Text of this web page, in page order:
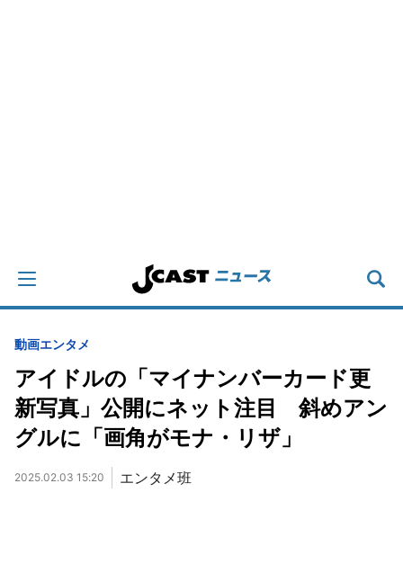
動画エンタメ
アイドルの「マイナンバーカード更
新写真」公開にネット注目 斜めアン
グルに「画角がモナ・リザ」
2025.02.03 15:20 エンタメ班